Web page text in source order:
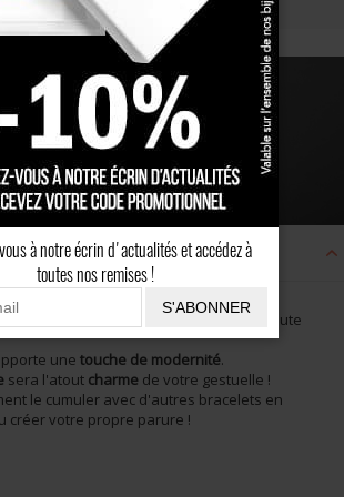
Description
Massif
habillera votre poignet en toute
une touche de modernité.
sera l'atout charme de votre gestuelle !
le cumuler avec d'autres bracelets en
créer votre propre parure !
à notre écrin d'actualités et accédez à
toutes nos remises !
S'ABONNER